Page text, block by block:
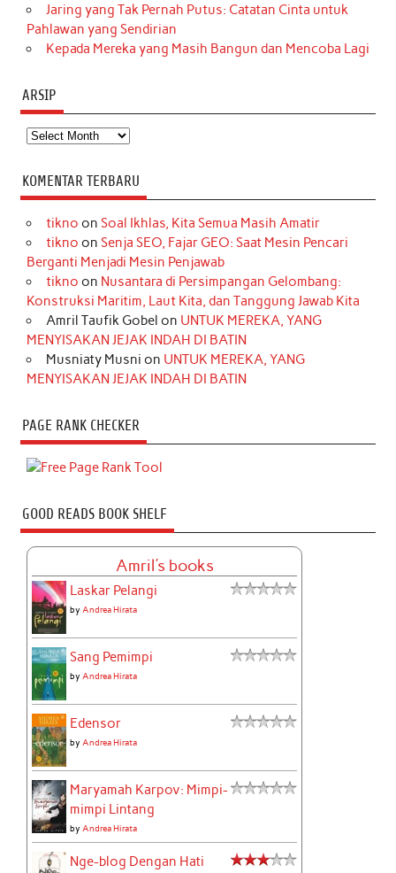
Jaring yang Tak Pernah Putus: Catatan Cinta untuk
Pahlawan yang Sendirian
Kepada Mereka yang Masih Bangun dan Mencoba Lagi
ARSIP
Arsip
KOMENTAR TERBARU
tikno on Soal Ikhlas, Kita Semua Masih Amatir
tikno on Senja SEO, Fajar GEO: Saat Mesin Pencari
Berganti Menjadi Mesin Penjawab
tikno on Nusantara di Persimpangan Gelombang:
Konstruksi Maritim, Laut Kita, dan Tanggung Jawab Kita
Amril Taufik Gobel on UNTUK MEREKA, YANG
MENYISAKAN JEJAK INDAH DI BATIN
Musniaty Musni on UNTUK MEREKA, YANG
MENYISAKAN JEJAK INDAH DI BATIN
PAGE RANK CHECKER
GOOD READS BOOK SHELF
Amril's books
Laskar Pelangi
byAndrea Hirata
Sang Pemimpi
byAndrea Hirata
Edensor
byAndrea Hirata
Maryamah Karpov: Mimpi-
mimpi Lintang
byAndrea Hirata
Nge-blog Dengan Hati